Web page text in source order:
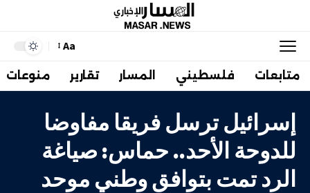
Aa
متابعات فلسطيني المسار تقارير منوعات
إسرائيل ترسل فريقا مفاوضا
للدوحة الأحد.. حماس: صياغة
الرد تمت بتوافق وطني موحد